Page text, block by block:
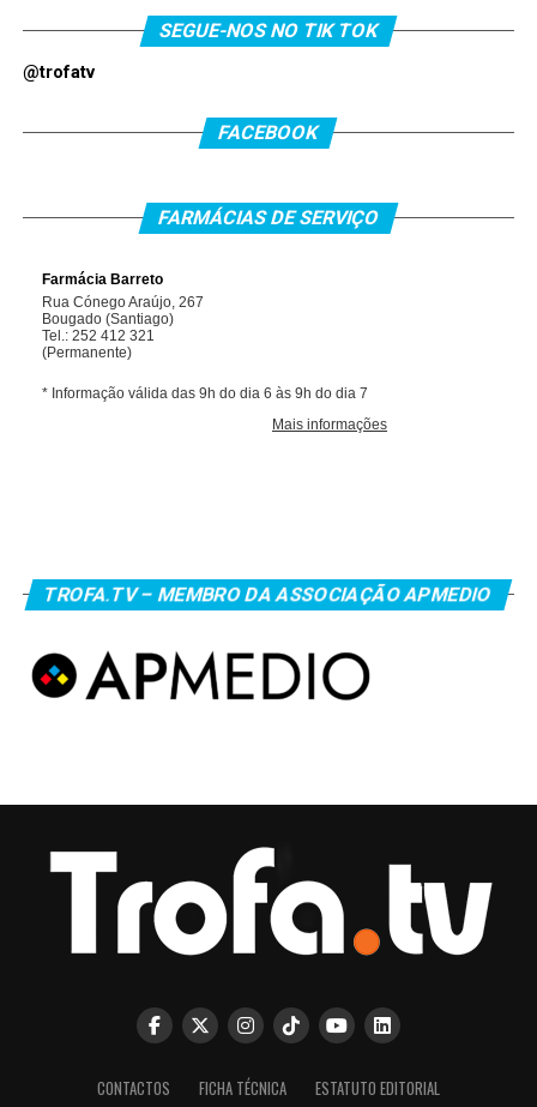
SEGUE-NOS NO TIK TOK
@trofatv
FACEBOOK
FARMÁCIAS DE SERVIÇO
TROFA.TV – MEMBRO DA ASSOCIAÇÃO APMEDIO
CONTACTOS FICHA TÉCNICA ESTATUTO EDITORIAL